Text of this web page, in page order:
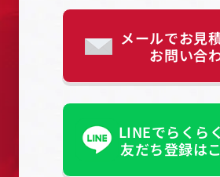
メールでお見
お問い合
LINEでらくら
友だち登録は